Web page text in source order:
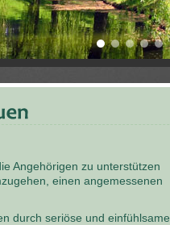
Angehörigen zu unterstützen
einen angemessenen
durch seriöse und einfühlsame